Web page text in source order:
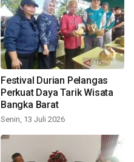
Festival Durian Pelangas
Perkuat Daya Tarik Wisata
Bangka Barat
Senin, 13 Juli 2026